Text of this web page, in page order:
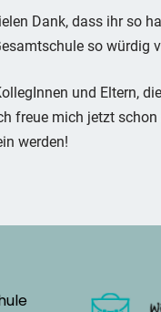
Dank, dass ihr so
so würdig
und Eltern,
freue mich jetzt
werden!